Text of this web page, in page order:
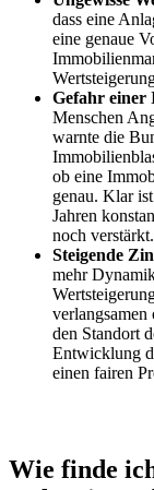
dass eine
eine genaue
Gefahr einer
Menschen
warnte die
ob eine
genau. Klar
Jahren
noch verstärkt.
Steigende
mehr
den Standort
Entwicklung
einen fairen
Wie finde